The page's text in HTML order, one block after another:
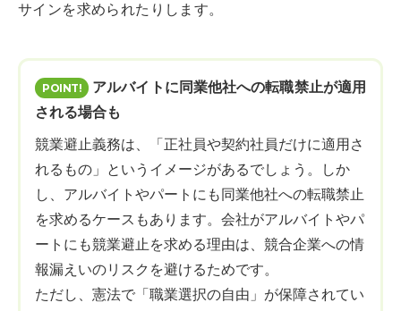
サインを求められたりします。
アルバイトに同業他社への転職禁止が適用
される場合も
競業避止義務は、「正社員や契約社員だけに適用さ
れるもの」というイメージがあるでしょう。しか
し、アルバイトやパートにも同業他社への転職禁止
を求めるケースもあります。会社がアルバイトやパ
ートにも競業避止を求める理由は、競合企業への情
報漏えいのリスクを避けるためです。
ただし、憲法で「職業選択の自由」が保障されてい